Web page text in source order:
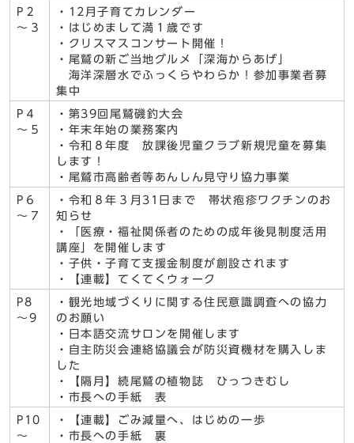
P２
～３
・12月子育てカレンダー
・はじめまして満１歳です
・クリスマスコンサート開催！
・尾鷲の新ご当地グルメ「深海からあげ」
海洋深層水でふっくらやわらか！参加事業者募
集中
P４
～５
・第39回尾鷲磯釣大会
・年末年始の業務案内
・令和８年度 放課後児童クラブ新規児童を募集
します！
・尾鷲市高齢者等あんしん見守り協力事業
P６
～７
・令和８年３月31日まで 帯状疱疹ワクチンのお
知らせ
・「医療・福祉関係者のための成年後見制度活用
講座」を開催します
・子供・子育て支援金制度が創設されます
・【連載】てくてくウォーク
P8
～9
・観光地域づくりに関する住民意識調査への協力
のお願い
・日本語交流サロンを開催します
・自主防災会連絡協議会が防災資機材を購入しま
した
・【隔月】続尾鷲の植物誌 ひっつきむし
・市長への手紙 表
P10
～
・【連載】ごみ減量へ、はじめの一歩
・市長への手紙 裏